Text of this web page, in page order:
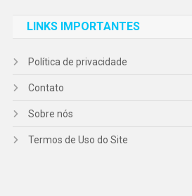
LINKS IMPORTANTES
Política de privacidade
Contato
Sobre nós
Termos de Uso do Site